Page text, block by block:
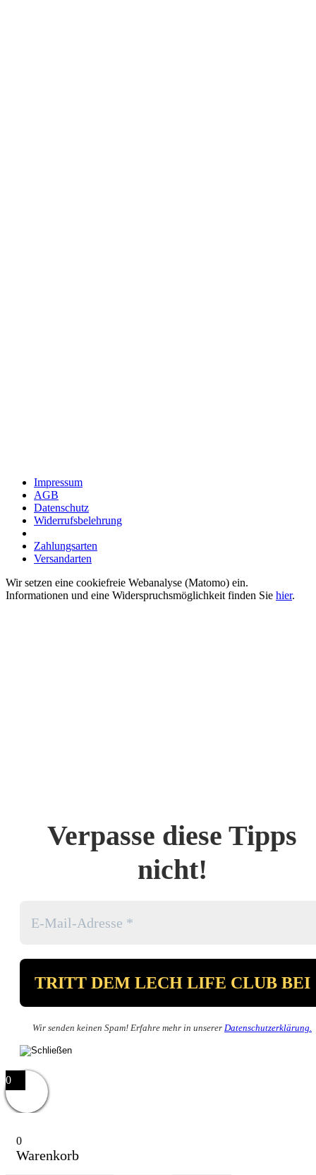
Impressum
AGB
Datenschutz
Widerrufsbelehrung
Zahlungsarten
Versandarten
Wir setzen eine cookiefreie Webanalyse (Matomo) ein.
Informationen und eine Widerspruchsmöglichkeit finden Sie hier.
Verpasse diese Tipps
nicht!
Wir senden keinen Spam! Erfahre mehr in unserer Datenschutzerklärung.
0
0
Warenkorb